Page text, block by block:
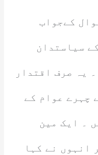
کےجواب
سیاستدان
یہ صرف اقتدار
چہرے عوام کے
۔ ایک مین
انہوں نے کہا